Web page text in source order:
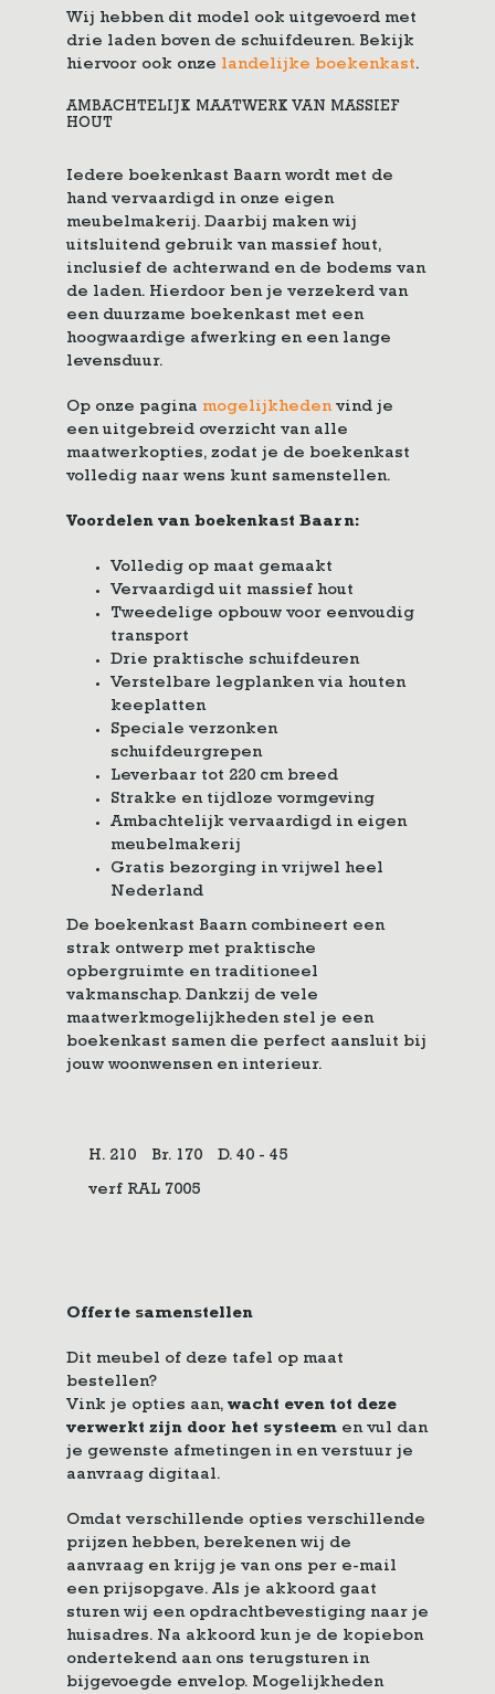
Wij hebben dit model ook uitgevoerd met
drie laden boven de schuifdeuren. Bekijk
hiervoor ook onze landelijke boekenkast.
AMBACHTELIJK MAATWERK VAN MASSIEF
HOUT
Iedere boekenkast Baarn wordt met de
hand vervaardigd in onze eigen
meubelmakerij. Daarbij maken wij
uitsluitend gebruik van massief hout,
inclusief de achterwand en de bodems van
de laden. Hierdoor ben je verzekerd van
een duurzame boekenkast met een
hoogwaardige afwerking en een lange
levensduur.
Op onze pagina mogelijkhedenvind je
een uitgebreid overzicht van alle
maatwerkopties, zodat je de boekenkast
volledig naar wens kunt samenstellen.
Voordelen van boekenkast Baarn:
Volledig op maat gemaakt
Vervaardigd uit massief hout
Tweedelige opbouw voor eenvoudig
transport
Drie praktische schuifdeuren
Verstelbare legplanken via houten
keeplatten
Speciale verzonken
schuifdeurgrepen
Leverbaar tot 220 cm breed
Strakke en tijdloze vormgeving
Ambachtelijk vervaardigd in eigen
meubelmakerij
Gratis bezorging in vrijwel heel
Nederland
De boekenkast Baarn combineert een
strak ontwerp met praktische
opbergruimte en traditioneel
vakmanschap. Dankzij de vele
maatwerkmogelijkheden stel je een
boekenkast samen die perfect aansluit bij
jouw woonwensen en interieur.
H. 210 Br. 170 D. 40 - 45
verf RAL 7005
Offerte samenstellen
Dit meubel of deze tafel op maat
bestellen?
Vink je opties aan, wacht even tot deze
verwerkt zijn door het systeem en vul dan
je gewenste afmetingen in en verstuur je
aanvraag digitaal.
Omdat verschillende opties verschillende
prijzen hebben, berekenen wij de
aanvraag en krijg je van ons per e-mail
een prijsopgave. Als je akkoord gaat
sturen wij een opdrachtbevestiging naar je
huisadres. Na akkoord kun je de kopiebon
ondertekend aan ons terugsturen in
bijgevoegde envelop. Mogelijkheden